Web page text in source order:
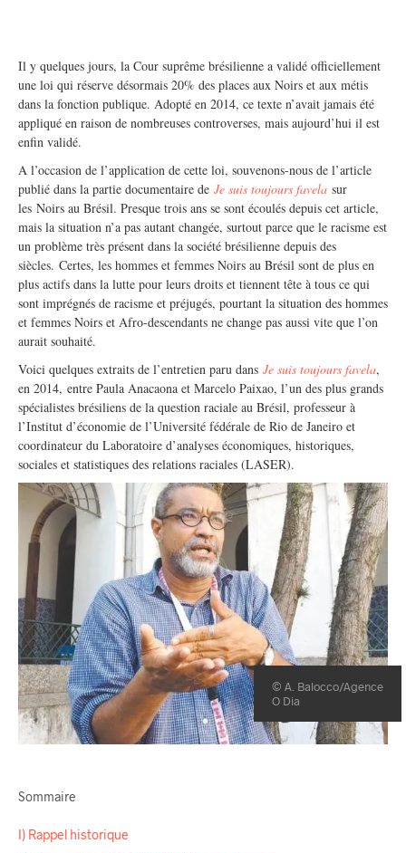
Il y quelques jours, la Cour suprême brésilienne a validé officiellement
une loi qui réserve désormais 20% des places aux Noirs et aux métis
dans la fonction publique. Adopté en 2014, ce texte n’avait jamais été
appliqué en raison de nombreuses controverses, mais aujourd’hui il est
enfin validé.
A l’occasion de l’application de cette loi, souvenons-nous de l’article
publié dans la partie documentaire de Je suis toujours favela sur
les Noirs au Brésil. Presque trois ans se sont écoulés depuis cet article,
mais la situation n’a pas autant changée, surtout parce que le racisme est
un problème très présent dans la société brésilienne depuis des
siècles. Certes, les hommes et femmes Noirs au Brésil sont de plus en
plus actifs dans la lutte pour leurs droits et tiennent tête à tous ce qui
sont imprégnés de racisme et préjugés, pourtant la situation des hommes
et femmes Noirs et Afro-descendants ne change pas aussi vite que l’on
aurait souhaité.
Voici quelques extraits de l’entretien paru dans Je suis toujours favela,
en 2014, entre Paula Anacaona et Marcelo Paixao, l’un des plus grands
spécialistes brésiliens de la question raciale au Brésil, professeur à
l’Institut d’économie de l’Université fédérale de Rio de Janeiro et
coordinateur du Laboratoire d’analyses économiques, historiques,
sociales et statistiques des relations raciales (LASER).
© A. Balocco/Agence
O Dia
Sommaire
I) Rappel historique